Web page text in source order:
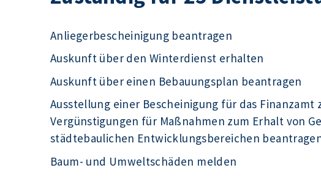
Anliegerbescheinigung beantragen
Auskunft über den Winterdienst erhalten
Auskunft über einen Bebauungsplan beantragen
Ausstellung einer Bescheinigung für das
Vergünstigungen für Maßnahmen zum Erhalt von
städtebaulichen Entwicklungsbereichen
Baum- und Umweltschäden melden